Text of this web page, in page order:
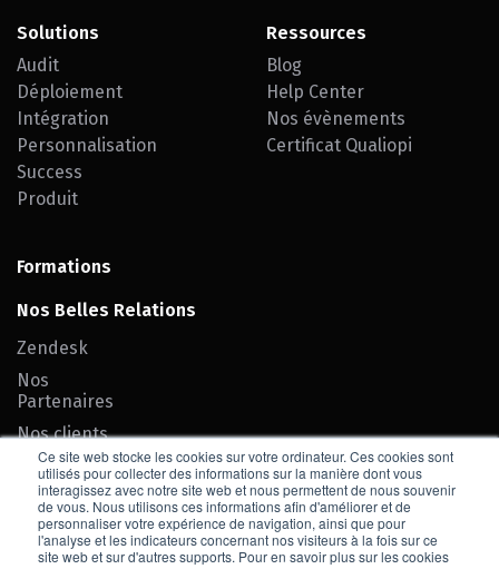
Ce site web stocke les cookies sur votre ordinateur. Ces cookies sont
utilisés pour collecter des informations sur la manière dont vous
interagissez avec notre site web et nous permettent de nous souvenir
de vous. Nous utilisons ces informations afin d'améliorer et de
personnaliser votre expérience de navigation, ainsi que pour
l'analyse et les indicateurs concernant nos visiteurs à la fois sur ce
site web et sur d'autres supports. Pour en savoir plus sur les cookies
Solutions
Audit
Déploiement
Intégration
Personnalisation
Success
Produit
Formations
Nos Belles Relations
Zendesk
Nos
Partenaires
Nos clients
Team SEIF
Contact
Nous rejoindre
Ressources
Blog
Help Center
Nos évènements
Certificat Qualiopi